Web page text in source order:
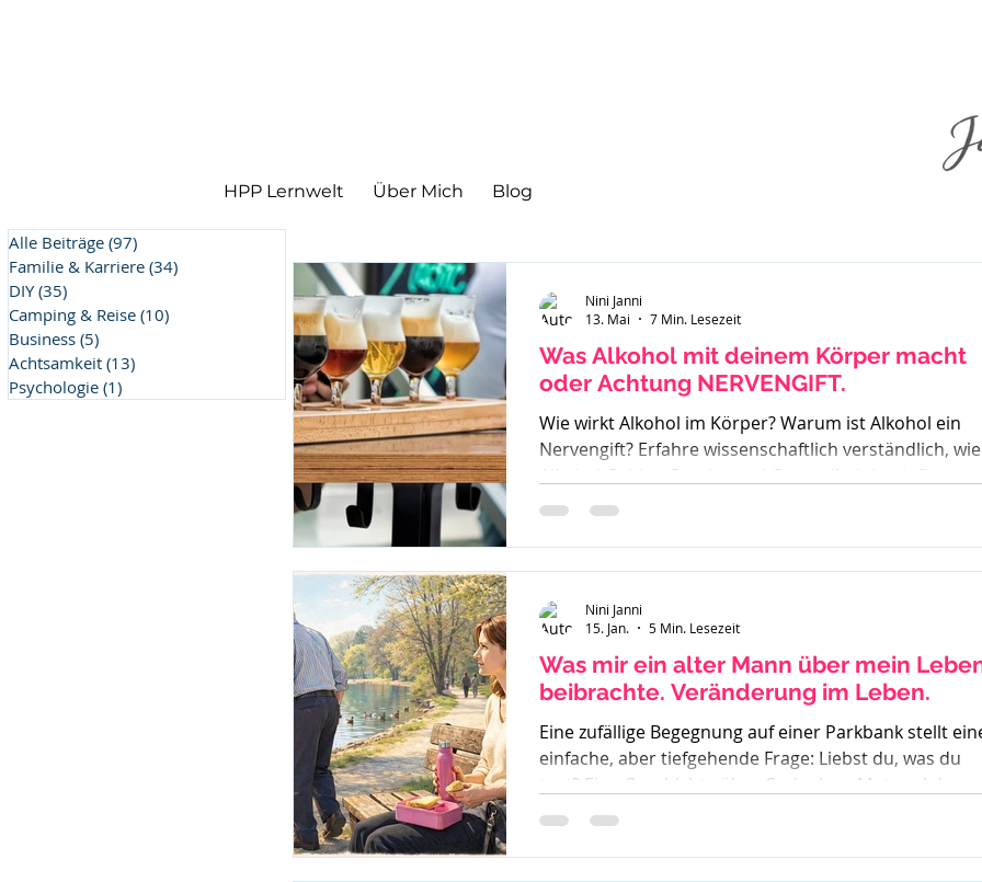
HPP Lernwelt Über Mich Blog
Alle Beiträge (97)
Familie & Karriere (34)
DIY (35)
Camping & Reise (10)
Business (5)
Achtsamkeit (13)
Psychologie (1)
Was Alkohol mit deinem Körper macht
oder Achtung NERVENGIFT.
Wie wirkt Alkohol im Körper? Warum ist Alkohol ein
Nervengift? Erfahre wissenschaftlich verständlich, wie
Alkohol Gehirn, Psyche und Gesundheit beeinflusst –
inklusive Sucht, Craving und Trinkertypen nach Jellinek.
Nini Janni
13. Mai
7 Min. Lesezeit
Was mir ein alter Mann über mein
beibrachte. Veränderung im Leben.
Eine zufällige Begegnung auf einer Parkbank stellt
einfache, aber tiefgehende Frage: Liebst du, was du
tust? Eine Geschichte über Gedanken, Mut und den
ersten Schritt zur Veränderung.
Nini Janni
15. Jan.
5 Min. Lesezeit